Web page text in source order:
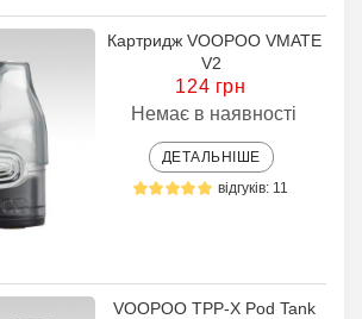
Картридж VOOPOO VMATE
V2
124 грн
Немає в наявності
ДЕТАЛЬНІШЕ
відгуків: 11
VOOPOO TPP-X Pod Tank